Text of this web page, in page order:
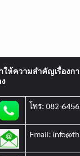
าให้ความสำคัญเรื่อง
โทร: 082-
Email: